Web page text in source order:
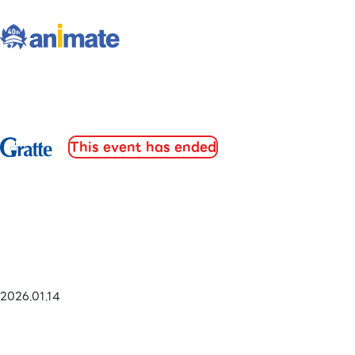
This event has ended
2026.01.14